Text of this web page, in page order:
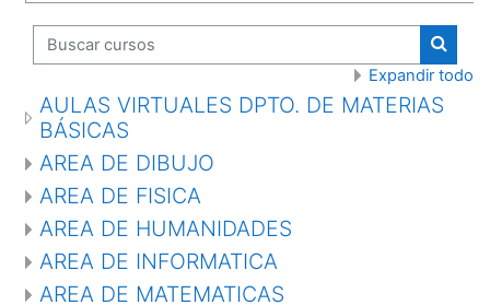
Buscar cursos
Expandir todo
AULAS VIRTUALES DPTO. DE MATERIAS
BÁSICAS
AREA DE DIBUJO
AREA DE FISICA
AREA DE HUMANIDADES
AREA DE INFORMATICA
AREA DE MATEMATICAS